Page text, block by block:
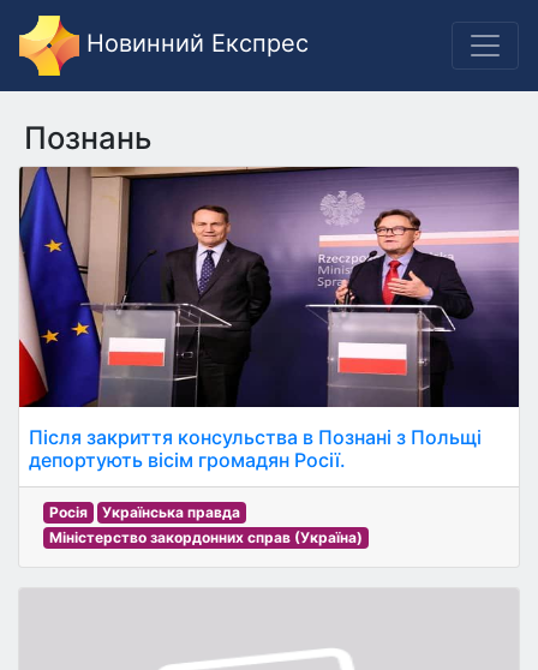
Новинний Експрес
Познань
Після закриття консульства в Познані з Польщі
депортують вісім громадян Росії.
Росія
Українська правда
Міністерство закордонних справ (Україна)